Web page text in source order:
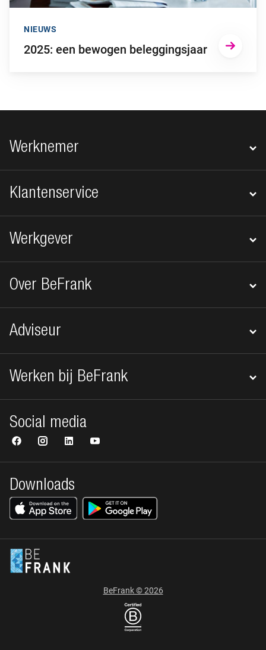
2025: een bewogen beleggingsjaar
NIEUWS
Footer navigatie
Werknemer
Klantenservice
Werkgever
Over BeFrank
Adviseur
Werken bij BeFrank
Downloads
Social media
BeFrank © 2026